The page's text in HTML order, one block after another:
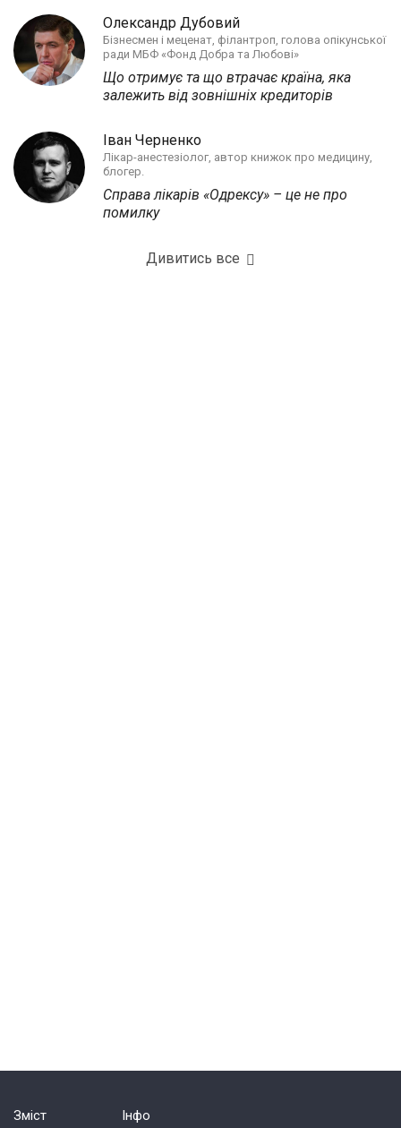
Олександр Дубовий
Бізнесмен і меценат, філантроп, голова опікунської
ради МБФ «Фонд Добра та Любові»
Що отримує та що втрачає країна, яка
залежить від зовнішніх кредиторів
Іван Черненко
Лікар-анестезіолог, автор книжок про медицину,
блогер.
Справа лікарів «Одрексу» – це не про
помилку
Дивитись все
Зміст Інфо